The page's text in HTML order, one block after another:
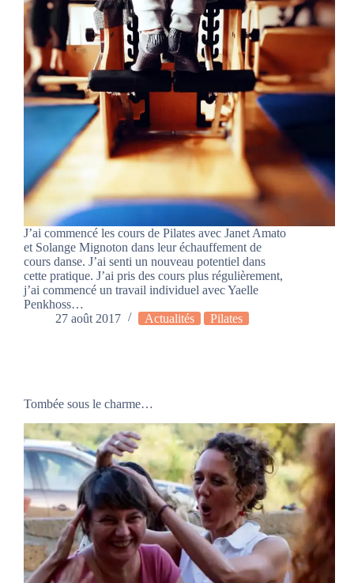
J’ai commencé les cours de Pilates avec Janet Amato
et Solange Mignoton dans leur échauffement de
cours danse. J’ai senti un nouveau potentiel dans
cette pratique. J’ai pris des cours plus régulièrement,
j’ai commencé un travail individuel avec Yaelle
Penkhoss…
27 août 2017
Actualités Pilates
Tombée sous le charme…